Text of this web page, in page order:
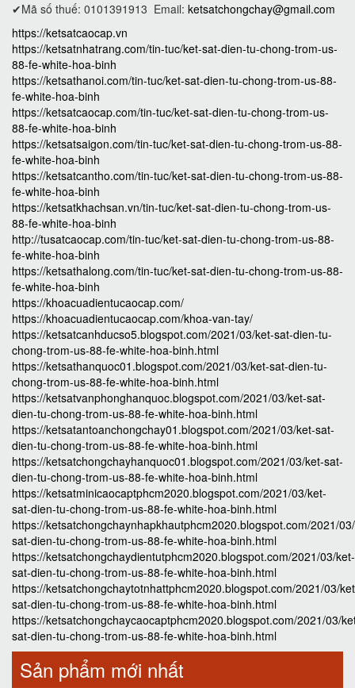
✔Mã số thuế: 0101391913 Email: ketsatchongchay@gmail.com
https://ketsatcaocap.vn
https://ketsatnhatrang.com/tin-tuc/ket-sat-dien-tu-chong-trom-us-
88-fe-white-hoa-binh
https://ketsathanoi.com/tin-tuc/ket-sat-dien-tu-chong-trom-us-88-
fe-white-hoa-binh
https://ketsatcaocap.com/tin-tuc/ket-sat-dien-tu-chong-trom-us-
88-fe-white-hoa-binh
https://ketsatsaigon.com/tin-tuc/ket-sat-dien-tu-chong-trom-us-88-
fe-white-hoa-binh
https://ketsatcantho.com/tin-tuc/ket-sat-dien-tu-chong-trom-us-88-
fe-white-hoa-binh
https://ketsatkhachsan.vn/tin-tuc/ket-sat-dien-tu-chong-trom-us-
88-fe-white-hoa-binh
http://tusatcaocap.com/tin-tuc/ket-sat-dien-tu-chong-trom-us-88-
fe-white-hoa-binh
https://ketsathalong.com/tin-tuc/ket-sat-dien-tu-chong-trom-us-88-
fe-white-hoa-binh
https://khoacuadientucaocap.com/
https://khoacuadientucaocap.com/khoa-van-tay/
https://ketsatcanhducso5.blogspot.com/2021/03/ket-sat-dien-tu-
chong-trom-us-88-fe-white-hoa-binh.html
https://ketsathanquoc01.blogspot.com/2021/03/ket-sat-dien-tu-
chong-trom-us-88-fe-white-hoa-binh.html
https://ketsatvanphonghanquoc.blogspot.com/2021/03/ket-sat-
dien-tu-chong-trom-us-88-fe-white-hoa-binh.html
https://ketsatantoanchongchay01.blogspot.com/2021/03/ket-sat-
dien-tu-chong-trom-us-88-fe-white-hoa-binh.html
https://ketsatchongchayhanquoc01.blogspot.com/2021/03/ket-sat-
dien-tu-chong-trom-us-88-fe-white-hoa-binh.html
https://ketsatminicaocaptphcm2020.blogspot.com/2021/03/ket-
sat-dien-tu-chong-trom-us-88-fe-white-hoa-binh.html
https://ketsatchongchaynhapkhautphcm2020.blogspot.com/2021/
sat-dien-tu-chong-trom-us-88-fe-white-hoa-binh.html
https://ketsatchongchaydientutphcm2020.blogspot.com/2021/03/ket-
sat-dien-tu-chong-trom-us-88-fe-white-hoa-binh.html
https://ketsatchongchaytotnhattphcm2020.blogspot.com/2021/03/
sat-dien-tu-chong-trom-us-88-fe-white-hoa-binh.html
https://ketsatchongchaycaocaptphcm2020.blogspot.com/2021/03/
sat-dien-tu-chong-trom-us-88-fe-white-hoa-binh.html
Sản phẩm mới nhất